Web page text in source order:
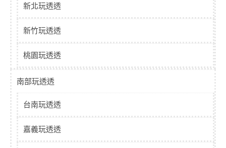
新北玩透透
新竹玩透透
桃園玩透透
南部玩透透
台南玩透透
嘉義玩透透